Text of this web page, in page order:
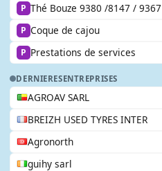
P Thé Bouze 9380 /8147 / 9367
P Coque de cajou
P Prestations de services
DERNIERESENTREPRISES
AGROAV SARL
BREIZH USED TYRES INTER
Agronorth
guihy sarl